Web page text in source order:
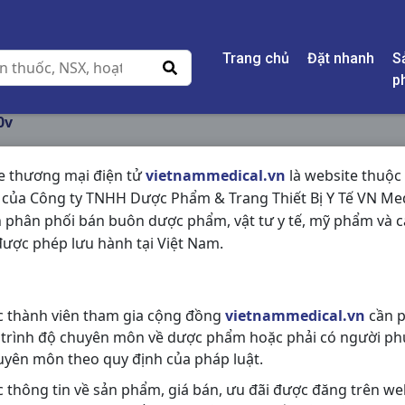
Trang chủ Đặt nhanh
thương mại điện tửvietnammedical.vn là website thuộc
Công ty TNHH Dược Phẩm & Trang Thiết Bị Y Tế VN
phân phối bán buôn dược phẩm, vật tư y tế, mỹ phẩm và
phép lưu hành tại Việt Nam.
thành viên tham gia cộng đồng vietnammedical.vn cần
độ chuyên môn về dược phẩm hoặc phải có người
môn theo quy định của pháp luật.
thông tin về sản phẩm, giá bán, ưu đãi được đăng trên
SIMGULINE 5MG
NSX:Usa-Nic Pharma
Chia sẻ qua mạng xã hội: